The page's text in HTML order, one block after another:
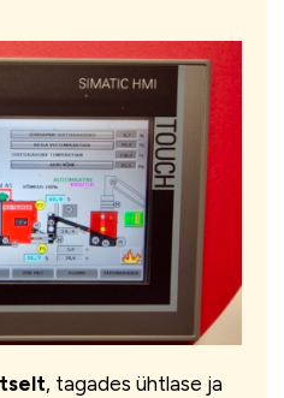
, tagades ühtlase ja